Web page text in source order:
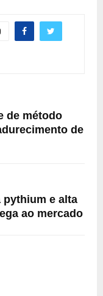
de método
de
pythium e alta
ao mercado